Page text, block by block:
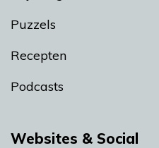
Puzzels
Recepten
Podcasts
Websites & Social